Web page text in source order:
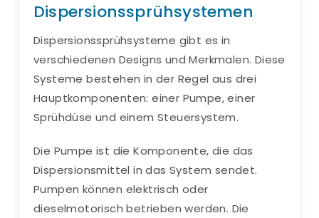
Dispersionssprühsystemen
Dispersionssprühsysteme gibt es in
verschiedenen Designs und Merkmalen. Diese
Systeme bestehen in der Regel aus drei
Hauptkomponenten: einer Pumpe, einer
Sprühdüse und einem Steuersystem.
Die Pumpe ist die Komponente, die das
Dispersionsmittel in das System sendet.
Pumpen können elektrisch oder
dieselmotorisch betrieben werden. Die